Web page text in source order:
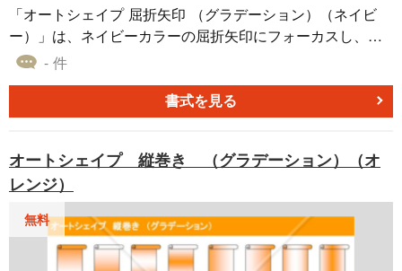
「オートシェイプ 屈折矢印 （グラデーション）（ネイビ
ー）」は、ネイビーカラーの屈折矢印にフォーカスし、多
彩なグラデーション効果を提供するオートシェイプ素材を
ョンを幅広いバリエーションで提供し、パワーポイント、
エクセル、ワードなどの資料作成に適しています。プレゼ
ェクトを引き立てましょう。
- 件
書式を見る
オートシェイプ 縦巻き （グラデーション）（オ
レンジ）
無料